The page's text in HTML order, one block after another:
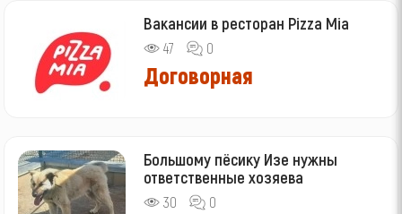
Вакансии в ресторан Pizza Mia
47 0
Договорная
Большому пёсику Изе нужны
ответственные хозяева
30 0